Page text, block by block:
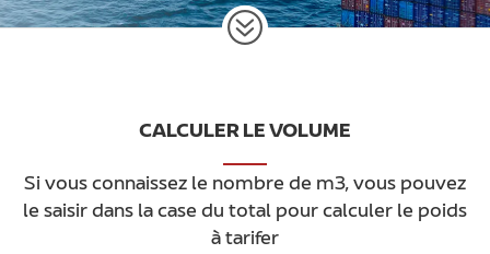
CALCULER LE VOLUME
Si vous connaissez le nombre de m3, vous pouvez
le saisir dans la case du total pour calculer le poids
à tarifer